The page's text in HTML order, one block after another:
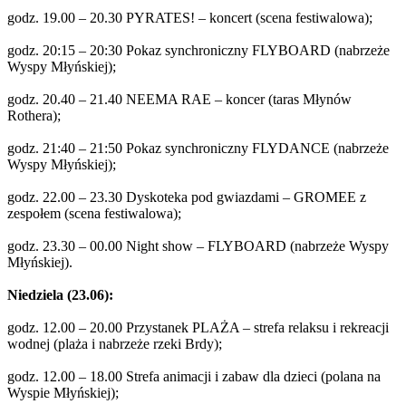
godz. 19.00 – 20.30 PYRATES! – koncert (scena festiwalowa);
godz. 20:15 – 20:30 Pokaz synchroniczny FLYBOARD (nabrzeże
Wyspy Młyńskiej);
godz. 20.40 – 21.40 NEEMA RAE – koncer (taras Młynów
Rothera);
godz. 21:40 – 21:50 Pokaz synchroniczny FLYDANCE (nabrzeże
Wyspy Młyńskiej);
godz. 22.00 – 23.30 Dyskoteka pod gwiazdami – GROMEE z
zespołem (scena festiwalowa);
godz. 23.30 – 00.00 Night show – FLYBOARD (nabrzeże Wyspy
Młyńskiej).
Niedziela (23.06):
godz. 12.00 – 20.00 Przystanek PLAŻA – strefa relaksu i rekreacji
wodnej (plaża i nabrzeże rzeki Brdy);
godz. 12.00 – 18.00 Strefa animacji i zabaw dla dzieci (polana na
Wyspie Młyńskiej);